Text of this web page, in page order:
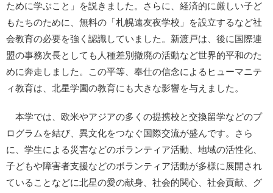
ために学ぶこと」を説きました。さらに、経済的に厳しい子ど
もたちのために、無料の「札幌遠友夜学校」を設立するなど社
会教育の必要を強く認識していました。新渡戸は、後に国際連
盟の事務次長としても人種差別撤廃の活動など世界的平和のた
めに奔走しました。この平等、奉仕の信念によるヒューマニテ
ィ教育は、北星学園の教育にも大きな影響を与えました。
本学では、欧米やアジアの多くの提携校と交換留学などのプ
ログラムを結び、異文化をつなぐ国際交流が盛んです。さら
に、学生による災害などのボランティア活動、地域の活性化、
子どもや障害者支援などのボランティア活動が多様に展開され
ていることなどに北星の愛の献身、社会的関心、社会貢献、グ